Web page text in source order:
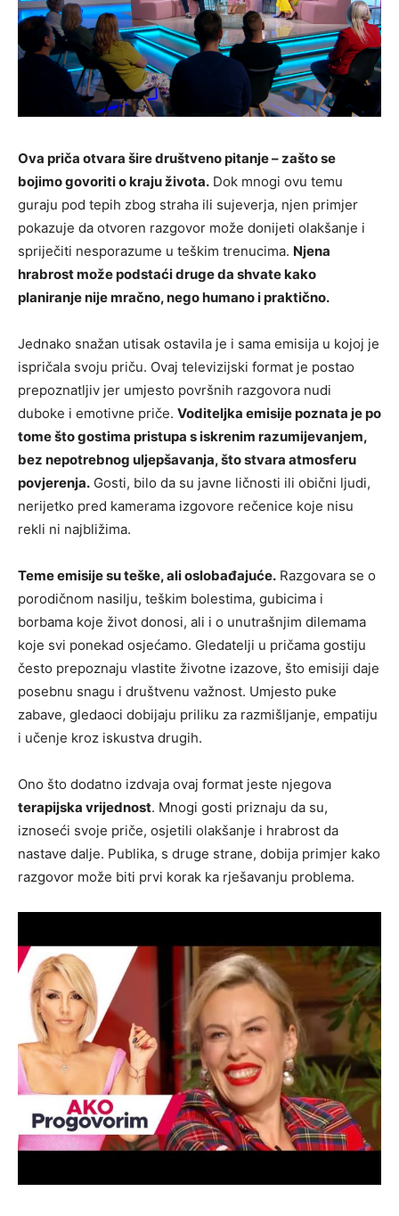
Ova priča otvara šire društveno pitanje – zašto se
bojimo govoriti o kraju života. Dok mnogi ovu temu
guraju pod tepih zbog straha ili sujeverja, njen primjer
pokazuje da otvoren razgovor može donijeti olakšanje i
spriječiti nesporazume u teškim trenucima. Njena
hrabrost može podstaći druge da shvate kako
planiranje nije mračno, nego humano i praktično.
Jednako snažan utisak ostavila je i sama emisija u kojoj je
ispričala svoju priču. Ovaj televizijski format je postao
prepoznatljiv jer umjesto površnih razgovora nudi
duboke i emotivne priče. Voditeljka emisije poznata je po
tome što gostima pristupa s iskrenim razumijevanjem,
bez nepotrebnog uljepšavanja, što stvara atmosferu
povjerenja. Gosti, bilo da su javne ličnosti ili obični ljudi,
nerijetko pred kamerama izgovore rečenice koje nisu
rekli ni najbližima.
Teme emisije su teške, ali oslobađajuće. Razgovara se o
porodičnom nasilju, teškim bolestima, gubicima i
borbama koje život donosi, ali i o unutrašnjim dilemama
koje svi ponekad osjećamo. Gledatelji u pričama gostiju
često prepoznaju vlastite životne izazove, što emisiji daje
posebnu snagu i društvenu važnost. Umjesto puke
zabave, gledaoci dobijaju priliku za razmišljanje, empatiju
i učenje kroz iskustva drugih.
Ono što dodatno izdvaja ovaj format jeste njegova
terapijska vrijednost. Mnogi gosti priznaju da su,
iznoseći svoje priče, osjetili olakšanje i hrabrost da
nastave dalje. Publika, s druge strane, dobija primjer kako
razgovor može biti prvi korak ka rješavanju problema.